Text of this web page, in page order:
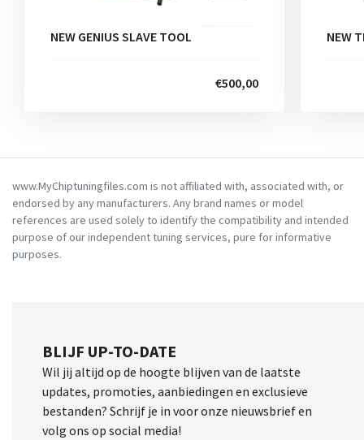
NEW GENIUS SLAVE TOOL
€500,00
NEW
www.MyChiptuningfiles.com is not affiliated with, associated with, or
endorsed by any manufacturers. Any brand names or model
references are used solely to identify the compatibility and intended
purpose of our independent tuning services, pure for informative
purposes.
BLIJF UP-TO-DATE
Wil jij altijd op de hoogte blijven van de laatste
updates, promoties, aanbiedingen en exclusieve
bestanden? Schrijf je in voor onze nieuwsbrief en
volg ons op social media!